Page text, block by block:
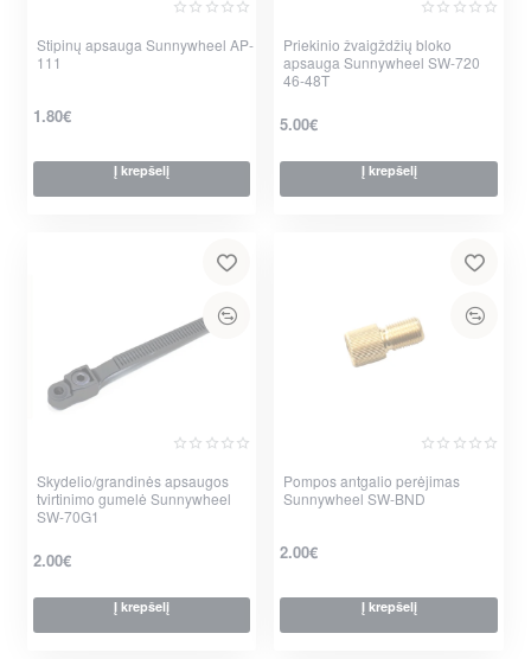
Stipinų apsauga Sunnywheel AP-
111
1.80€
Į krepšelį
Priekinio žvaigždžių bloko
apsauga Sunnywheel SW-720
46-48T
5.00€
Į krepšelį
Skydelio/grandinės apsaugos
tvirtinimo gumelė Sunnywheel
SW-70G1
2.00€
Į krepšelį
Pompos antgalio perėjimas
Sunnywheel SW-BND
2.00€
Į krepšelį